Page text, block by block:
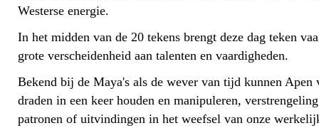
Westerse energie.
In het midden van de 20 tekens brengt deze dag teken
grote verscheidenheid aan talenten en vaardigheden.
Bekend bij de Maya's als de wever van tijd kunnen Apen
draden in een keer houden en manipuleren,
patronen of uitvindingen in het weefsel van onze